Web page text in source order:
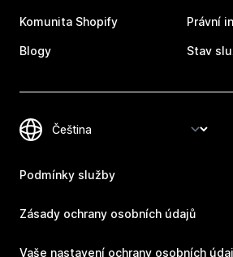
Komunita Shopify
Blogy
Právní
Stav
Podmínky služby
Zásady ochrany osobních údajů
Vaše nastavení ochrany osobních